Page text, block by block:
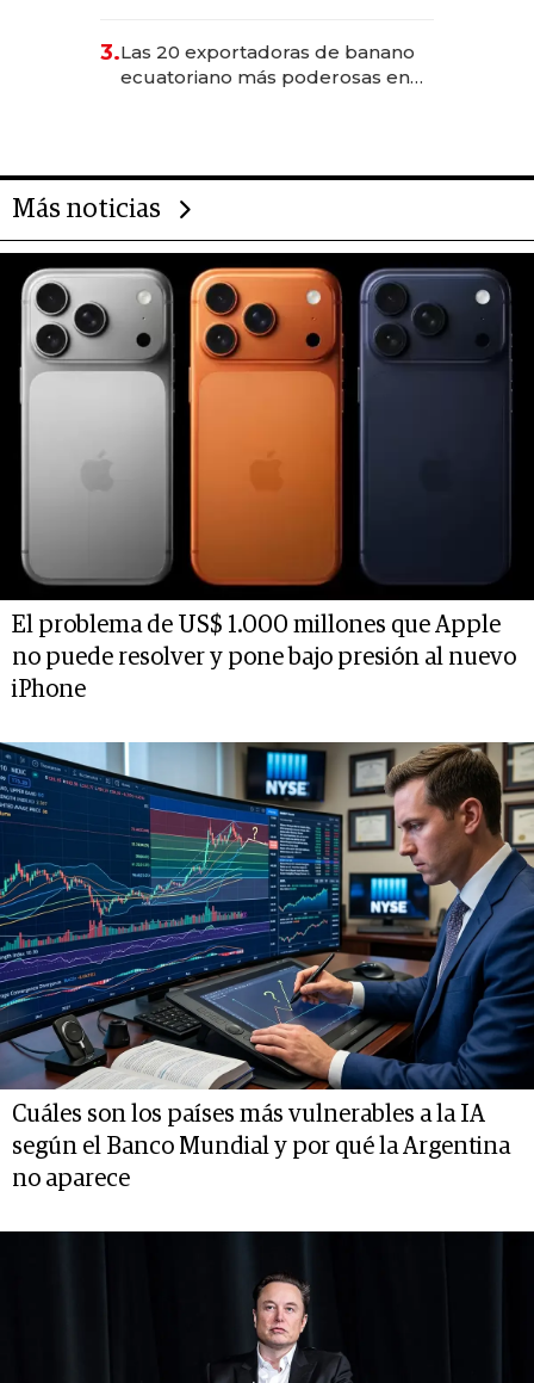
3.Las 20 exportadoras de banano
ecuatoriano más poderosas en
Más noticias
El problema de US$ 1.000 millones que Apple
no puede resolver y pone bajo presión al nuevo
iPhone
Cuáles son los países más vulnerables a la IA
según el Banco Mundial y por qué la Argentina
no aparece